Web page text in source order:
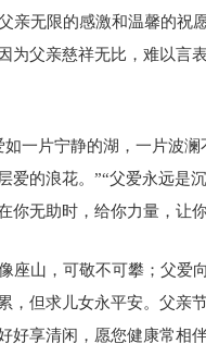
亲无限的感激和温馨的祝
为父亲慈祥无比，难以言
如一片宁静的湖，一片波
爱的浪花。”“父爱永远是
你无助时，给你力量，让
座山，可敬不可攀；父爱
，但求儿女永平安。父亲
好享清闲，愿您健康常相